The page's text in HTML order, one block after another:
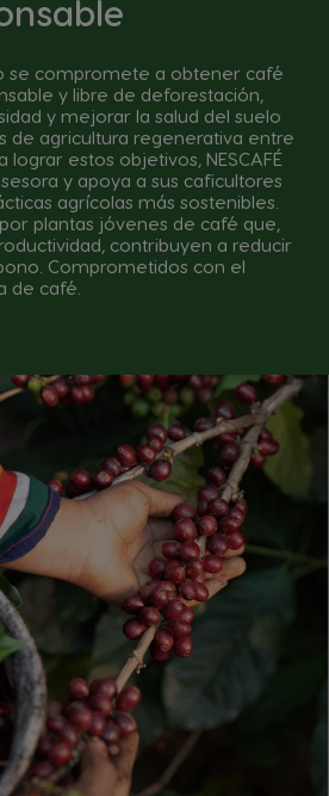
se compromete a obtener café
y libre de deforestación,
y mejorar la salud del suelo
de agricultura regenerativa entre
lograr estos objetivos, NESCAFÉ
y apoya a sus caficultores
agrícolas más sostenibles.
plantas jóvenes de café que,
contribuyen a reducir
Comprometidos con el
de café.